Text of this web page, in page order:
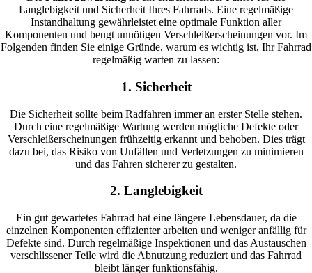
Langlebigkeit und Sicherheit Ihres Fahrrads. Eine regelmäßige
Instandhaltung gewährleistet eine optimale Funktion aller
Komponenten und beugt unnötigen Verschleißerscheinungen vor. Im
Folgenden finden Sie einige Gründe, warum es wichtig ist, Ihr Fahrrad
regelmäßig warten zu lassen:
1. Sicherheit
Die Sicherheit sollte beim Radfahren immer an erster Stelle stehen.
Durch eine regelmäßige Wartung werden mögliche Defekte oder
Verschleißerscheinungen frühzeitig erkannt und behoben. Dies trägt
dazu bei, das Risiko von Unfällen und Verletzungen zu minimieren
und das Fahren sicherer zu gestalten.
2. Langlebigkeit
Ein gut gewartetes Fahrrad hat eine längere Lebensdauer, da die
einzelnen Komponenten effizienter arbeiten und weniger anfällig für
Defekte sind. Durch regelmäßige Inspektionen und das Austauschen
verschlissener Teile wird die Abnutzung reduziert und das Fahrrad
bleibt länger funktionsfähig.